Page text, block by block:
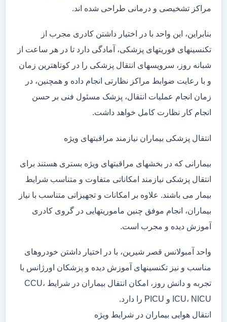
مراکز تشخیصی و درمانی طراحی شده اند.
بنابراین، این واحد با در اختیار داشتن کادری مجرب از
تکنسینهای فوریتهای پزشکی، آمادگی دارد تا در هر ساعت از
شبانه روز، سرویسهای انتقال پزشکی را در کوتاهترین زمان
و با رعایت ضوابط مراکز نظارتی انجام داده و همچنین، در
زمان انجام عملیات انتقال، پزشک مسئول فنی بر حسن
انجام کار نظارت کامل خواهد داشت.
انتقال پزشکی بیماران نیازمند مراقبتهای ویژه
بیمارانی که در بخشهای مراقبتهای ویژه بستری هستند برای
انتقال پزشکی نیازمند امکاناتی متفاوت و متناسب شرایط
بیمار می باشند. علاوه بر امکانات و تجهیزاتی متناسب با نیاز
بیماران، انجام موفق چنین ماموریتهایی در گروی کادری
آموزش دیده و مجرب است.
واحد آمبولانس قصر شیرین، با در اختیار داشتن خودروهای
مناسب و نیز تکنسینهای آموزش دیده و پزشکان اورژانس با
تجربه و دانش روز، امکان انتقال بیماران در شرایط CCU،
ICU، NICU و PICU را دارد.
انتقال هوایی بیماران در شرایط ویژه